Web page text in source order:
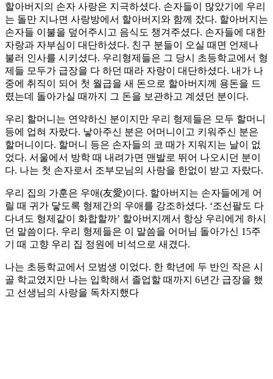
할아버지의 손자 사랑은 지극하셨다. 손자들이 많았기에 우리
는 돌만 지나면 사랑방에서 할아버지와 함께 잤다. 할아버지는
손자들 이불을 덮어주시고 음식도 챙겨주셨다. 손자들에 대한
자랑과 자부심이 대단하셨다. 친구 분들이 오실 때면 언제나
불러 인사를 시키셨다. 우리형제들은 그 당시 초등학교에서 형
제들 모두가 급장을 다 하던 때라 자랑이 대단하셨다. 내가 나
중에 취직이 되어 첫 월급을 새 돈으로 할아버지께 용돈을 드
렸는데 돌아가실 때까지 그 돈을 보관하고 계셨던 분이다.
우리 할머니는 연약하신 분이지만 우리 형제들은 모두 할머니
등에 업혀 자랐다. 낳아주신 분은 어머니이고 키워주신 분은
할머니이다. 할머니 등은 손자들의 코 때가 지워지는 날이 없
었다. 서울에서 방학 때 내려가면 맨발로 뛰어 나오시던 분이
다. 나는 첫 손자로서 조부모님의 사랑을 한없이 받고 자랐다.
우리 집의 가훈은 우애(友愛)이다. 할아버지는 손자들에게 어
릴 때 귀가 닿도록 형제간의 우애를 강조하셨다. ‘조선팔도 다
다녀도 형제같이 화합할까’ 할아버지께서 항상 우리에게 하시
던 말씀이다. 우리 형제들은 이 말씀을 어머님 돌아가신 15주
기 때 고향 우리 집 정원에 비석으로 새겼다.
나는 초등학교에서 모범생 이었다. 한 학년에 두 반인 작은 시
골 학교였지만 나는 입학해서 졸업할 때까지 6년간 급장을 했
고 선생님의 사랑을 독차지했다